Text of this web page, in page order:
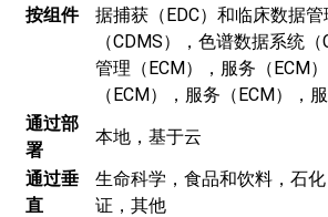
按组件
据捕获（EDC）和临床数据
（CDMS），色谱数据系统
管理（ECM），服务（ECM
（ECM），服务（ECM），
通过部
署
本地，基于云
通过垂
直
生命科学，食品和饮料，石
证，其他